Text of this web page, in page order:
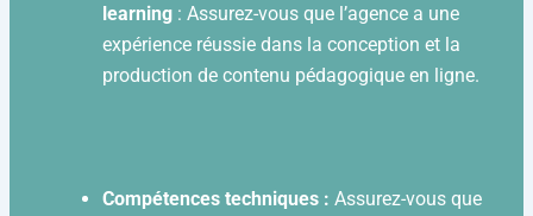
learning: Assurez-vous que l’agence a une
expérience réussie dans la conception et la
production de contenu pédagogique en ligne.
Compétences techniques : Assurez-vous que